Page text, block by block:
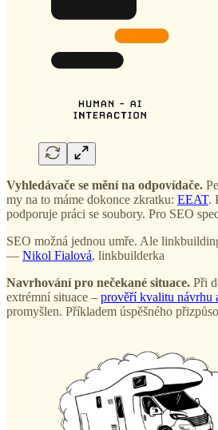
Vyhledávače se mění na odpovídače.
my na to máme dokonce zkratku: EEAT.
podporuje práci se soubory. Pro SEO
SEO možná jednou umře. Ale
— Nikol Fialová, linkbuilderka
Navrhování pro nečekané situace. Při
extrémní situace – prověří kvalitu návrhu
promyšlen. Příkladem úspěšného